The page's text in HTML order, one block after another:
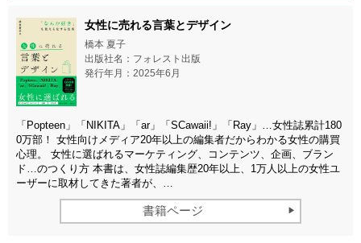
女性に売れる言葉とデザイン
橋本 夏子
出版社名：フォレスト出版
発行年月：2025年6月
「Popteen」「NIKITA」「ar」「SCawaii!」「Ray」…女性誌累計180
0万部！ 女性向けメディア20年以上の編集者だからわかる女性の購買
心理。 女性に選ばれるマーケティング、コンテンツ、企画、ブラン
ド…のつくり方 本書は、女性誌編集歴20年以上、1万人以上の女性ユ
ーザーに取材してきた著者が、…
書籍ページ